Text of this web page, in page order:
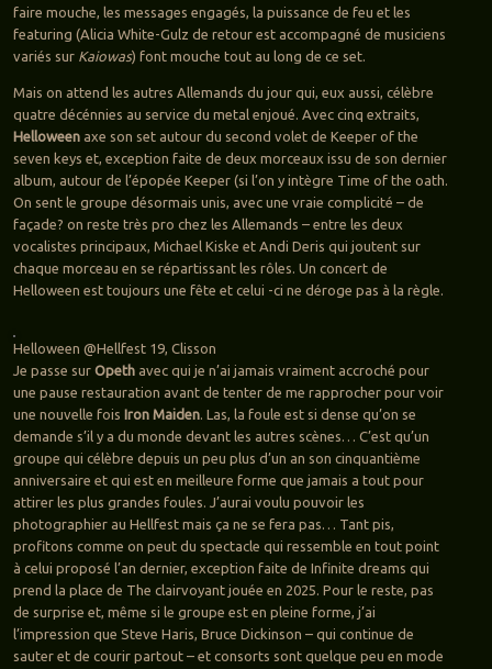
faire mouche, les messages engagés, la puissance de feu et les
featuring (Alicia White-Gulz de retour est accompagné de musiciens
variés sur Kaiowas) font mouche tout au long de ce set.
Mais on attend les autres Allemands du jour qui, eux aussi, célèbre
quatre décénnies au service du metal enjoué. Avec cinq extraits,
Helloween axe son set autour du second volet de Keeper of the
seven keys et, exception faite de deux morceaux issu de son dernier
album, autour de l’épopée Keeper (si l’on y intègre Time of the oath.
On sent le groupe désormais unis, avec une vraie complicité – de
façade? on reste très pro chez les Allemands – entre les deux
vocalistes principaux, Michael Kiske et Andi Deris qui joutent sur
chaque morceau en se répartissant les rôles. Un concert de
Helloween est toujours une fête et celui -ci ne déroge pas à la règle.
Helloween @Hellfest 19, Clisson
Je passe sur Opeth avec qui je n’ai jamais vraiment accroché pour
une pause restauration avant de tenter de me rapprocher pour voir
une nouvelle fois Iron Maiden. Las, la foule est si dense qu’on se
demande s’il y a du monde devant les autres scènes… C’est qu’un
groupe qui célèbre depuis un peu plus d’un an son cinquantième
anniversaire et qui est en meilleure forme que jamais a tout pour
attirer les plus grandes foules. J’aurai voulu pouvoir les
photographier au Hellfest mais ça ne se fera pas… Tant pis,
profitons comme on peut du spectacle qui ressemble en tout point
à celui proposé l’an dernier, exception faite de Infinite dreams qui
prend la place de The clairvoyant jouée en 2025. Pour le reste, pas
de surprise et, même si le groupe est en pleine forme, j’ai
l’impression que Steve Haris, Bruce Dickinson – qui continue de
sauter et de courir partout – et consorts sont quelque peu en mode